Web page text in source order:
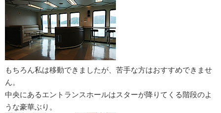
もちろん私は移動できましたが、苦手な方はおすすめできませ
ん。
中央にあるエントランスホールはスターが降りてくる階段のよ
うな豪華ぶり。